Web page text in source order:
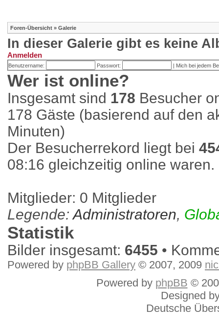
Foren-Übersicht » Galerie
In dieser Galerie gibt es keine
Anmelden
Benutzername: Passwort: | Mich bei jedem
Wer ist online?
Insgesamt sind 178 Besucher
178 Gäste (basierend auf den
Minuten)
Der Besucherrekord liegt bei
08:16 gleichzeitig online waren.
Mitglieder: 0 Mitglieder
Legende:Administratoren,
Statistik
Bilder insgesamt: 6455 •
Powered by phpBB Gallery © 2007, 2009
Powered by phpBB ©
Designed
Deutsche